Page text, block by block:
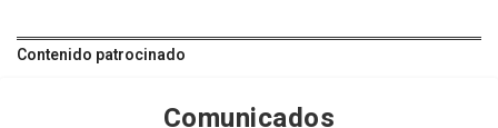
Contenido patrocinado
Comunicados